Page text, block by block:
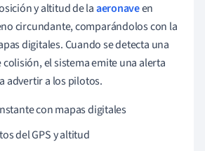
y altitud de laaeronaveen
circundante, comparándolos con la
digitales. Cuando se detecta una
el sistema emite una alerta
advertir a los pilotos.
con mapas digitales
del GPS y altitud